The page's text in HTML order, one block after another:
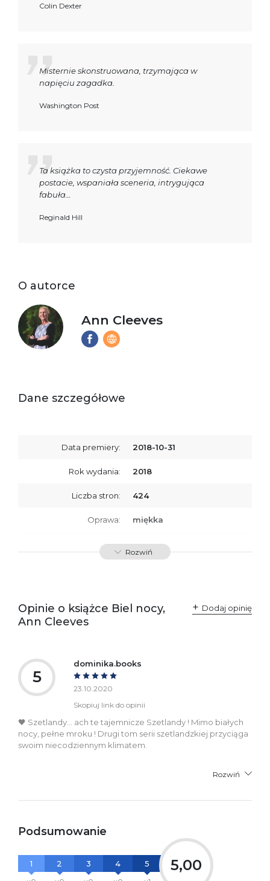
Colin Dexter
Misternie skonstruowana, trzymająca w
napięciu zagadka.
Washington Post
Ta książka to czysta przyjemność. Ciekawe
postacie, wspaniała sceneria, intrygująca
fabuła…
Reginald Hill
O autorce
Ann Cleeves
Dane szczegółowe
Data premiery: 2018-10-31
Rok wydania: 2018
Liczba stron: 424
Oprawa: miękka
ISBN 9788379760763
odpowiedzialne za
zgodność produktu z
przepisami:
ul. Fredry 8
Ostrzeżenia oraz
informacje dotyczące
bezpieczeństwa:
Rozwiń
Opinie o książce Biel nocy,
Ann Cleeves
Dodaj opinię
5
dominika.books
23.10.2020
Skopiuj link do opinii
🖤 Szetlandy... ach te tajemnicze Szetlandy ! Mimo białych
nocy, pełne mroku ! Drugi tom serii szetlandzkiej przyciąga
swoim niecodziennym klimatem.
Rozwiń
Podsumowanie
1
2
3
4
5
5,00